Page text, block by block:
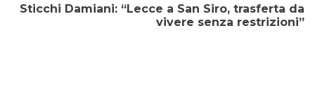
Sticchi Damiani: “Lecce a San Siro, trasferta da
vivere senza restrizioni”